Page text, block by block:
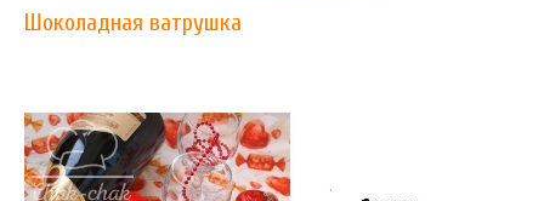
Шоколадная ватрушка